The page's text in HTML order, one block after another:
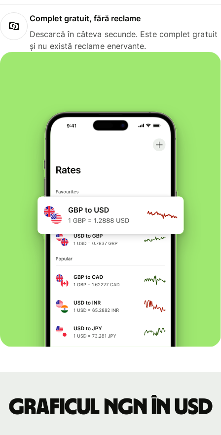
Complet gratuit, fără reclame
Descarcă în câteva secunde. Este complet gratuit
și nu există reclame enervante.
Graficul NGN în USD